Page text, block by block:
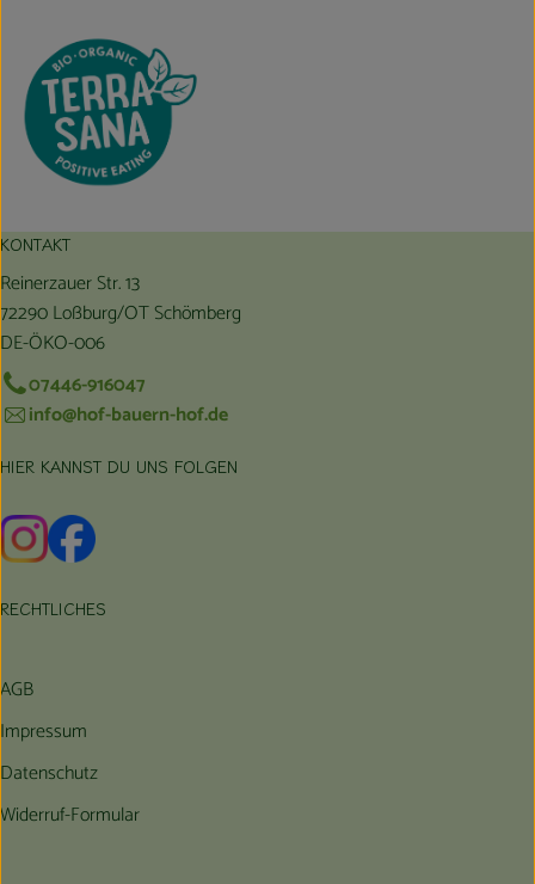
KONTAKT
Reinerzauer Str. 13
72290 Loßburg/OT Schömberg
DE-ÖKO-006
07446-916047
info@hof-bauern-hof.de
HIER KANNST DU UNS FOLGEN
Externer Link zu https://www.instagram.com/hofbauernhof/
Externer Link zu https://www.facebook.com/
RECHTLICHES
AGB
Impressum
Datenschutz
Widerruf-Formular